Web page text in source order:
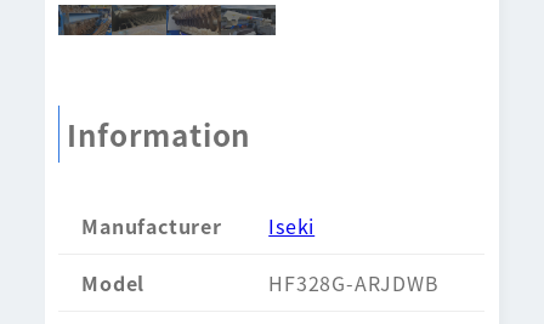
Information
Manufacturer
Iseki
Model
HF328G-ARJDWB